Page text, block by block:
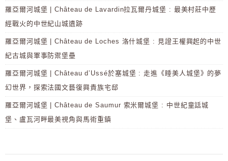
羅亞爾河城堡 | Château de Lavardin拉瓦爾丹城堡 : 最美村莊中歷
經戰火的中世紀山城遺跡
羅亞爾河城堡 | Château de Loches 洛什城堡 : 見證王權興起的中世
紀古城與軍事防禦堡壘
羅亞爾河城堡 | Château d’Ussé於塞城堡 : 走進《睡美人城堡》的夢
幻世界，探索法國文藝復興貴族宅邸
羅亞爾河城堡 | Château de Saumur 索米爾城堡 : 中世紀童話城
堡、盧瓦河畔最美視角與馬術重鎮